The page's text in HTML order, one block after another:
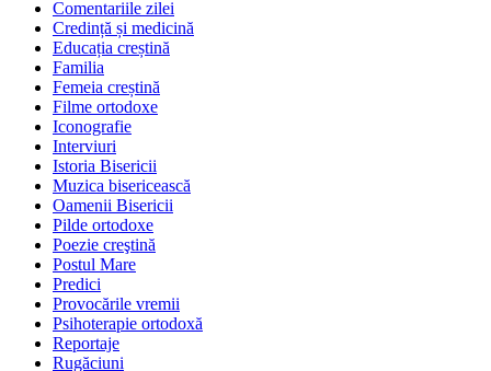
Comentariile zilei
Credință și medicină
Educația creștină
Familia
Femeia creștină
Filme ortodoxe
Iconografie
Interviuri
Istoria Bisericii
Muzica bisericească
Oamenii Bisericii
Pilde ortodoxe
Poezie creştină
Postul Mare
Predici
Provocările vremii
Psihoterapie ortodoxă
Reportaje
Rugăciuni